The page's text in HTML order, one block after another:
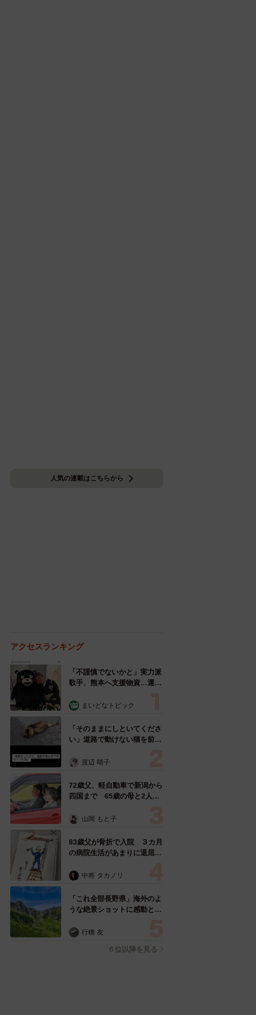
人気の連載はこちらから
アクセスランキング
「不謹慎でないかと」実力派
歌手、熊本へ支援物資…運搬
めらい 「痛いほど伝わる」
まいどなトピック
「そのままにしといてくださ
い」道路で動けない猫を前に
ようとした4日間 「命の重
表の訴え
渡辺 晴子
72歳父、軽自動車で新潟から
四国まで 65歳の母と2人で
憩まで分刻み… 「大学生で
山岡 もと子
83歳父が骨折で入院 ３カ月
の病院生活があまりに退屈で
い！」→スケッチブックを見
すよ…」
中将 タカノリ
「これ全部長野県」海外のよ
うな絶景ショットに感動と反
ったんだって気づいた」
行橋 友
６位以降を見る